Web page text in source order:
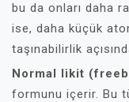
bu da onları daha
ise, daha küçük
taşınabilirlik
Normal likit
formunu içerir. Bu